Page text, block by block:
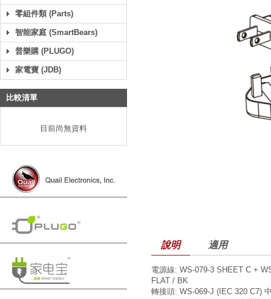
零組件類 (Parts)
智能家庭 (SmartBears)
普樂購 (PLUGO)
家電寶 (JDB)
比較清單
目前尚無資料
說明 適用
電源線: WS-079-3 SHEET C +
FLAT / BK
轉接頭: WS-069-J (IEC 320 C7)